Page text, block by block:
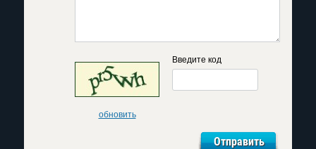
обновить
Введите код